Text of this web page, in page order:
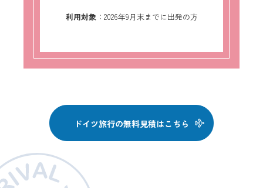
利用対象：2026年9月末までに出発の方
ドイツ旅行の無料見積はこちら